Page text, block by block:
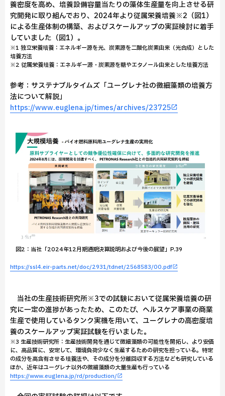
養密度を高め、培養設備容量当たりの藻体生産量を向上させる研
究開発に取り組んでおり、2024年より従属栄養培養※2（図1）
による生産体制の構築、およびスケールアップの実証検討に着手
していました（図1）。
※1 独立栄養培養：エネルギー源を光、炭素源を二酸化炭素由来（光合成）とした
培養方法
※2 従属栄養培養：エネルギー源・炭素源を糖やエタノール由来とした培養方法
参考：サステナブルタイムズ「ユーグレナ社の微細藻類の培養方
法について解説」
https://www.euglena.jp/times/archives/23725
図2：当社「2024年12月期通期決算説明および今後の展望」P.39
https://ssl4.eir-parts.net/doc/2931/tdnet/2568583/00.pdf
当社の生産技術研究所※3での試験において従属栄養培養の研
究に一定の進捗があったため、このたび、ヘルスケア事業の商業
生産で使用しているタンク実機を用いて、ユーグレナの高密度培
養のスケールアップ実証試験を行いました。
※3 生産技術研究所：生産技術開発を通じて微細藻類の可能性を開拓し、より安価
に、高品質に、安定して、環境負荷少なく生産するための研究を担っている。特定
の成分を高含有させる培養法や、その成分を分離回収する方法なども研究している
ほか、近年はユーグレナ以外の微細藻類の大量生産も行っている
https://www.euglena.jp/rd/production/